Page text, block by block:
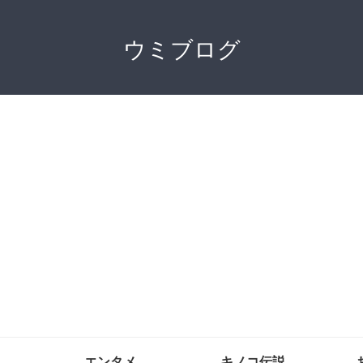
ウミブログ